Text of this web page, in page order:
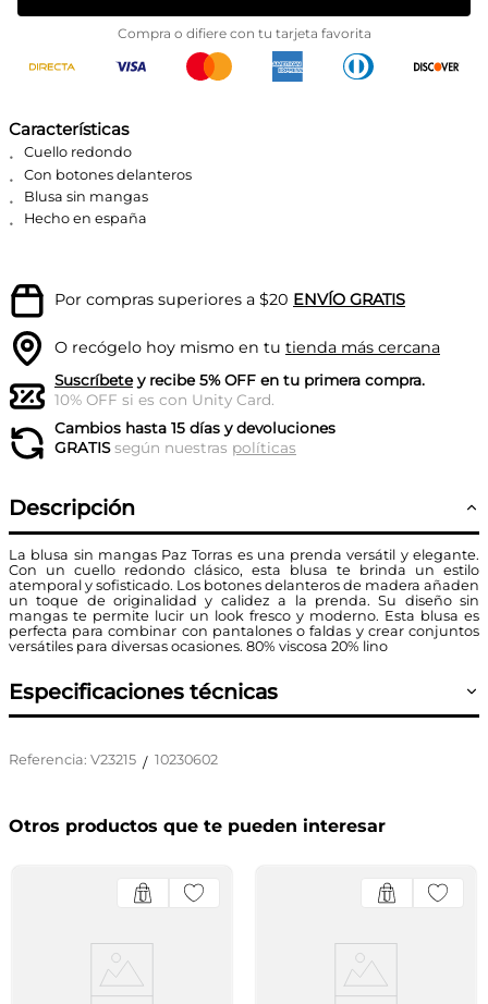
Compra o difiere con tu tarjeta favorita
Características
Cuello redondo
Con botones delanteros
Blusa sin mangas
Hecho en españa
Por compras superiores a $20 ENVÍO GRATIS
O recógelo hoy mismo en tu tienda más cercana
Suscríbetey recibe 5% OFF en tu primera compra.
10% OFF si es con Unity Card.
Cambios hasta 15 días y devoluciones
GRATISsegún nuestras políticas
Descripción
La blusa sin mangas Paz Torras es una prenda versátil y elegante.
Con un cuello redondo clásico, esta blusa te brinda un estilo
atemporal y sofisticado. Los botones delanteros de madera añaden
un toque de originalidad y calidez a la prenda. Su diseño sin
mangas te permite lucir un look fresco y moderno. Esta blusa es
perfecta para combinar con pantalones o faldas y crear conjuntos
versátiles para diversas ocasiones. 80% viscosa 20% lino
Especificaciones técnicas
Referencia: V23215 / 10230602
Otros productos que te pueden interesar